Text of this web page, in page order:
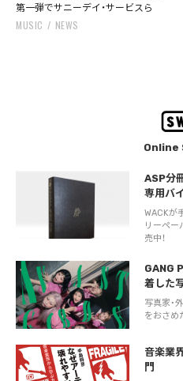
第一弾でサニーデイ・サービスら
MUSIC NEWS
Online
ASP分
専用バ
WACKが
リーペー
売中！
GANG
着した
写真家・
をおさめ
音楽業
門